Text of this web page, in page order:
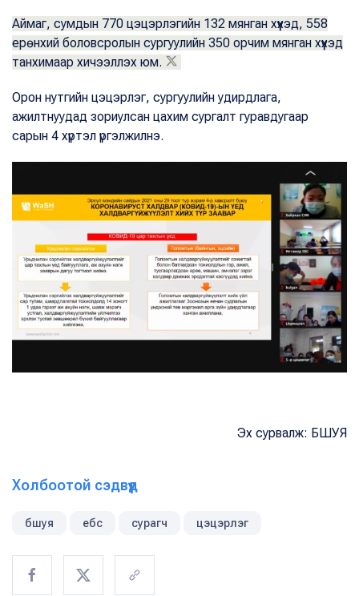
Аймаг, сумдын 770 цэцэрлэгийн 132 мянган хүүхэд, 558
ерөнхий боловсролын сургуулийн 350 орчим мянган хүүхэд
танхимаар хичээллэх юм.
Орон нутгийн цэцэрлэг, сургуулийн удирдлага,
ажилтнуудад зориулсан цахим сургалт гуравдугаар
сарын 4 хүртэл үргэлжилнэ.
Эх сурвалж: БШУЯ
Холбоотой сэдвүүд
бшуя ебс сурагч цэцэрлэг